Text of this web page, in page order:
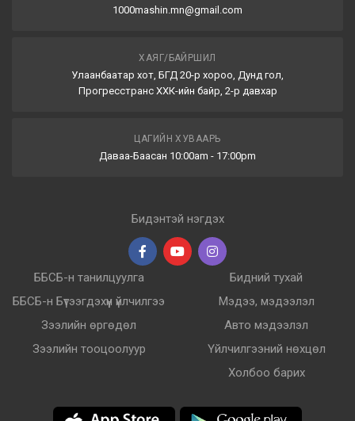
1000mashin.mn@gmail.com
ХАЯГ/БАЙРШИЛ
Улаанбаатар хот, БГД 20-р хороо, Дунд гол,
Прогресстранс ХХК-ийн байр, 2-р давхар
ЦАГИЙН ХУВААРЬ
Даваа-Баасан 10:00am - 17:00pm
Бидэнтэй нэгдэх
ББСБ-н танилцуулга
ББСБ-н Бүтээгдэхүүн үйлчилгээ
Зээлийн өргөдөл
Зээлийн тооцоолуур
Бидний тухай
Мэдээ, мэдээлэл
Авто мэдээлэл
Үйлчилгээний нөхцөл
Холбоо барих